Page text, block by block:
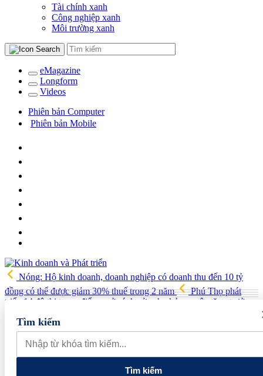
Tài chính xanh
Công nghiệp xanh
Môi trường xanh
eMagazine
Longform
Videos
Phiên bản Computer
Phiên bản Mobile
Nóng: Hộ kinh doanh, doanh nghiệp có doanh thu đến 10 tỷ
đồng có thể được giảm 30% thuế trong 2 năm
Phú Thọ phát
triển 14 đô thị trọng điểm, mở cánh cửa cho kỷ nguyên tăng trưởng
Vua quạt Trần Đình Tiệp: Từ bán quạt đến TikToker nổi
tiếng và vướng vòng lao lý
Vietnam Sport Show 2026 quy tụ
520 gian hàng, thúc đẩy kết nối ngành thể thao Việt Nam với thế
giới
Thiết kế kiến trúc biểu tượng của Newtown Diamond được
vinh danh tại Dot Property Awards 2026
Tìm kiếm
Tìm kiếm